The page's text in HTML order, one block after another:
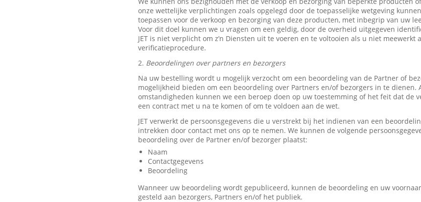
onze wettelijke verplichtingen zoals opgelegd door de toepasselijke wetgeving
toepassen voor de verkoop en bezorging van deze producten, met inbegrip van uw
Voor dit doel kunnen we u vragen om een geldig, door de overheid uitgegeven
JET is niet verplicht om z’n Diensten uit te voeren en te voltooien als u niet meewerkt
verificatieprocedure.
2. Beoordelingen over partners en bezorgers
Na uw bestelling wordt u mogelijk verzocht om een beoordeling van de Partner of
mogelijkheid bieden om een beoordeling over Partners en/of bezorgers in te dienen.
omstandigheden kunnen we een beroep doen op uw toestemming of het feit dat de
een contract met u na te komen of om te voldoen aan de wet.
JET verwerkt de persoonsgegevens die u verstrekt bij het indienen van een
intrekken door contact met ons op te nemen. We kunnen de volgende
beoordeling over de Partner en/of bezorger plaatst:
Naam
Contactgegevens
Beoordeling
Wanneer uw beoordeling wordt gepubliceerd, kunnen de beoordeling en uw
gesteld aan bezorgers, Partners en/of het publiek.